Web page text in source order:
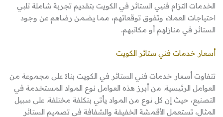
الخدمات التزام فنيي الستائر في الكويت بتقديم تجربة شاملة تلبي
احتياجات العملاء وتفوق توقعاتهم، مما يضمن رضاهم عن وجود
الستائر في منازلهم أو مكاتبهم.
أسعار خدمات فني ستائر الكويت
تتفاوت أسعار خدمات فني الستائر في الكويت بناءً على مجموعة من
العوامل الرئيسية. من أبرز هذه العوامل نوع المواد المستخدمة في
التصنيع، حيث إن كل نوع من المواد يأتي بتكلفة مختلفة. على سبيل
المثال، تستعمل الأقمشة الخفيفة والشفافة في تصميم الستائر